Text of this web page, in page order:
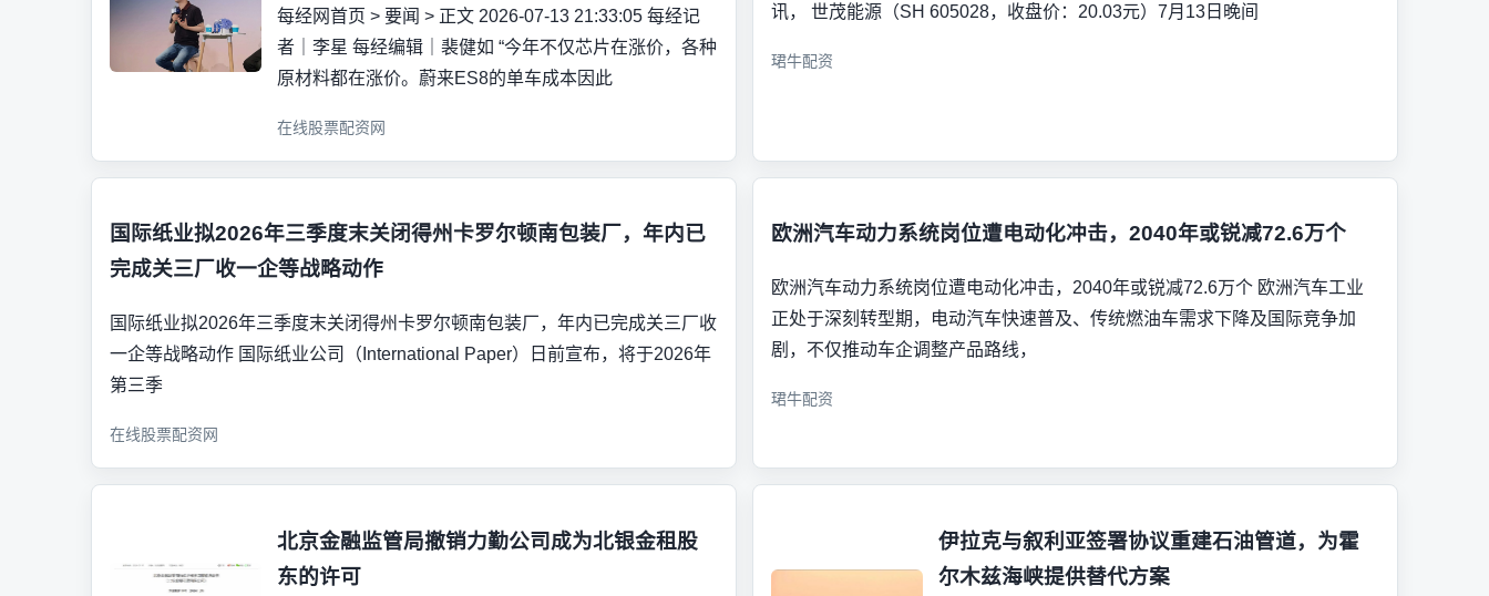
每经网首页 > 要闻 > 正文 2026-07-13 21:33:05 每经记
者｜李星 每经编辑｜裴健如 “今年不仅芯片在涨价，各种
原材料都在涨价。蔚来ES8的单车成本因此
在线股票配资网
讯， 世茂能源（SH 605028，收盘价：20.03元）7月13日晚间
珺牛配资
国际纸业拟2026年三季度末关闭得州卡罗尔顿南包装厂，年内已
完成关三厂收一企等战略动作
国际纸业拟2026年三季度末关闭得州卡罗尔顿南包装厂，年内已完成关三厂收
一企等战略动作 国际纸业公司（International Paper）日前宣布，将于2026年
第三季
在线股票配资网
欧洲汽车动力系统岗位遭电动化冲击，2040年或锐减72.6万个
欧洲汽车动力系统岗位遭电动化冲击，2040年或锐减72.6万个 欧洲汽车工业
正处于深刻转型期，电动汽车快速普及、传统燃油车需求下降及国际竞争加
剧，不仅推动车企调整产品路线，
珺牛配资
北京金融监管局撤销力勤公司成为北银金租股
东的许可
伊拉克与叙利亚签署协议重建石油管道，为霍
尔木兹海峡提供替代方案